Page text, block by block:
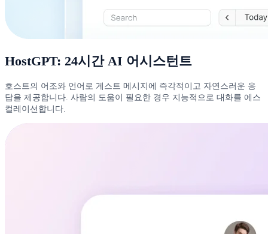
HostGPT: 24시간 AI 어시스턴트
호스트의 어조와 언어로 게스트 메시지에 즉각적이고 자연스러운 응
답을 제공합니다. 사람의 도움이 필요한 경우 지능적으로 대화를 에스
컬레이션합니다.